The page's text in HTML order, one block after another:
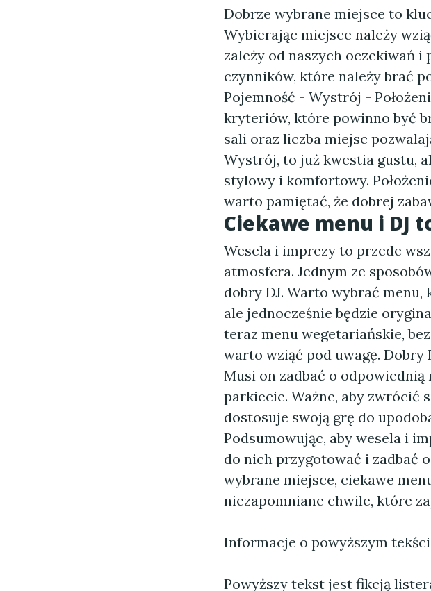
Dobrze wybrane miejsce to
Wybierając miejsce należy
zależy od naszych oczekiwań
czynników, które należy brać
Pojemność - Wystrój -
kryteriów, które powinno być
sali oraz liczba miejsc
Wystrój, to już kwestia gustu,
stylowy i komfortowy.
warto pamiętać, że dobrej
Ciekawe menu i DJ
Wesela i imprezy to przede
atmosfera. Jednym ze
dobry DJ. Warto wybrać menu,
ale jednocześnie będzie
teraz menu wegetariańskie,
warto wziąć pod uwagę. Dobry
Musi on zadbać o
parkiecie. Ważne, aby zwrócić
dostosuje swoją grę do
Podsumowując, aby wesela i
do nich przygotować i zadbać
wybrane miejsce, ciekawe
niezapomniane chwile, które
Informacje o powyższym
Powyższy tekst jest fikcją